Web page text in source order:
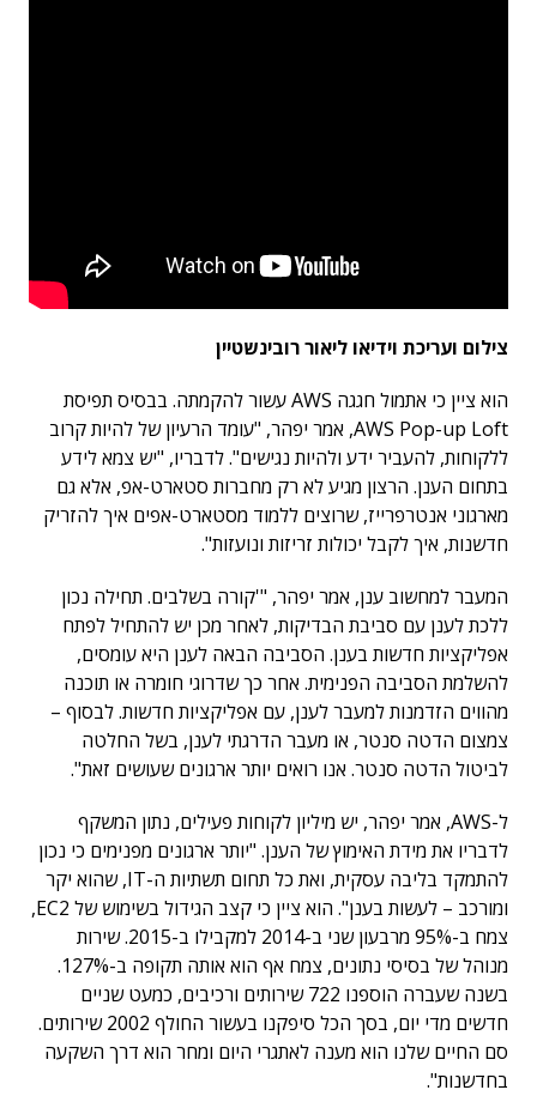
צילום ועריכת וידיאו ליאור רובינשטיין
הוא ציין כי אתמול חגגה AWS עשור להקמתה. בבסיס תפיסת
AWS Pop-up Loft, אמר יפהר, "עומד הרעיון של להיות קרוב
ללקוחות, להעביר ידע ולהיות נגישים". לדבריו, "יש צמא לידע
בתחום הענן. הרצון מגיע לא רק מחברות סטארט-אפ, אלא גם
מארגוני אנטרפרייז, שרוצים ללמוד מסטארט-אפים איך להזריק
חדשנות, איך לקבל יכולות זריזות ונועזות".
המעבר למחשוב ענן, אמר יפהר, "'קורה בשלבים. תחילה נכון
ללכת לענן עם סביבת הבדיקות, לאחר מכן יש להתחיל לפתח
אפליקציות חדשות בענן. הסביבה הבאה לענן היא עומסים,
להשלמת הסביבה הפנימית. אחר כך שדרוגי חומרה או תוכנה
מהווים הזדמנות למעבר לענן, עם אפליקציות חדשות. לבסוף –
צמצום הדטה סנטר, או מעבר הדרגתי לענן, בשל החלטה
לביטול הדטה סנטר. אנו רואים יותר ארגונים שעושים זאת".
ל-AWS, אמר יפהר, יש מיליון לקוחות פעילים, נתון המשקף
לדבריו את מידת האימוץ של הענן. "יותר ארגונים מפנימים כי נכון
להתמקד בליבה עסקית, ואת כל תחום תשתיות ה-IT, שהוא יקר
ומורכב – לעשות בענן". הוא ציין כי קצב הגידול בשימוש של EC2,
צמח ב-95% מרבעון שני ב-2014 למקבילו ב-2015. שירות
מנוהל של בסיסי נתונים, צמח אף הוא אותה תקופה ב-127%.
בשנה שעברה הוספנו 722 שירותים ורכיבים, כמעט שניים
חדשים מדי יום, בסך הכל סיפקנו בעשור החולף 2002 שירותים.
סם החיים שלנו הוא מענה לאתגרי היום ומחר הוא דרך השקעה
בחדשנות".